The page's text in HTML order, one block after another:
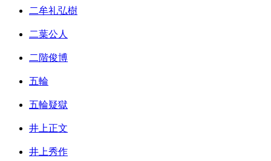
二牟礼弘樹
二葉公人
二階俊博
五輪
五輪疑獄
井上正文
井上秀作